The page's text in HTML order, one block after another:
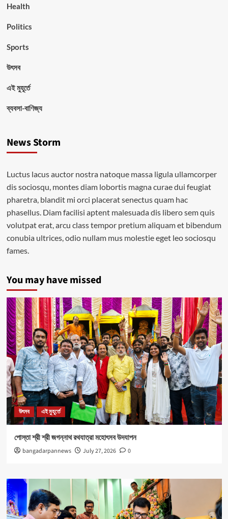
Health
Politics
Sports
উৎসব
এই মুহূর্তে
ব্যবসা-বাণিজ্য
News Storm
Luctus lacus auctor nostra natoque massa ligula ullamcorper
dis sociosqu, montes diam lobortis magna curae dui feugiat
pharetra, blandit mi orci placerat senectus quam hac
phasellus. Diam facilisi aptent malesuada dis libero sem quis
volutpat erat, arcu class tempor pretium aliquam et bibendum
conubia ultrices, odio nullam mus molestie eget leo sociosqu
fames.
You may have missed
উৎসব এই মুহূর্তে
পোস্তা শ্রী শ্রী জগন্নাথ রথযাত্রা মহোৎসব উদযাপন
bangadarpannews July 27, 2026 0